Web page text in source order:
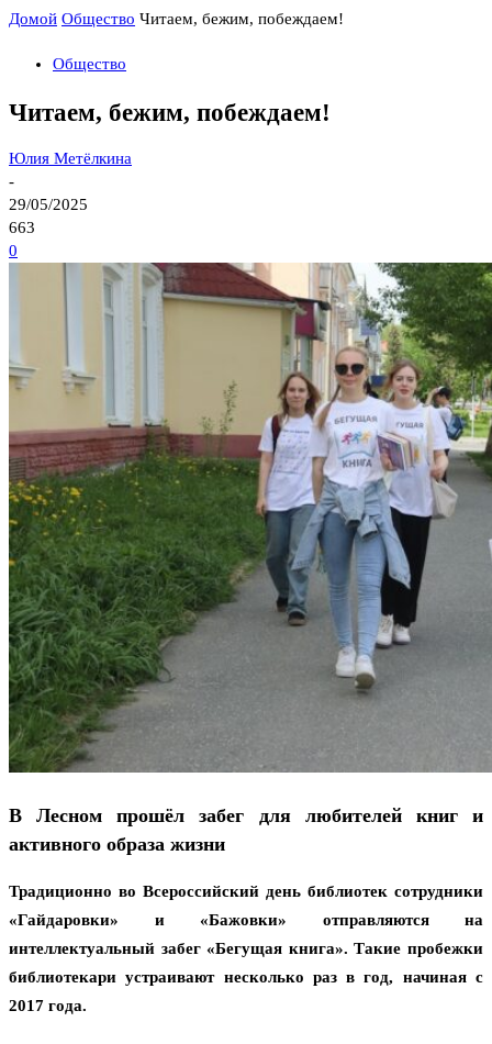
Домой Общество Читаем, бежим, побеждаем!
Общество
Читаем, бежим, побеждаем!
Юлия Метёлкина
-
29/05/2025
663
0
В Лесном прошёл забег для любителей книг и
активного образа жизни
Традиционно во Всероссийский день библиотек сотрудники
«Гайдаровки» и «Бажовки» отправляются на
интеллектуальный забег «Бегущая книга». Такие пробежки
библиотекари устраивают несколько раз в год, начиная с
2017 года.